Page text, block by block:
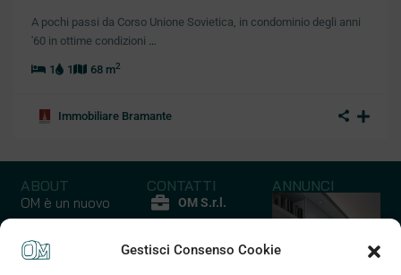
Gestisci Consenso Cookie
A pochi passi da Corso Unione Sovietica, in condominio degli anni
'60 in ottime condizioni …
1 1 68 m2
Immobiliare Bramante
ABOUT
OM è un nuovo
modo di
comprare casa
un’ esperienza
CONTATTI
OM S.r.l.
12852210017
ANNUNCI